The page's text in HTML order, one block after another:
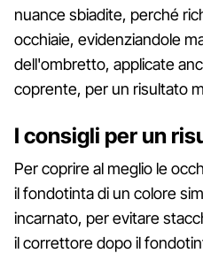
nuance sbiadite, perché
occhiaie, evidenziandole
dell'ombretto, applicate
coprente, per un risultato
I consigli per un
Per coprire al meglio le
il fondotinta di un colore
incarnato, per evitare
il correttore dopo il